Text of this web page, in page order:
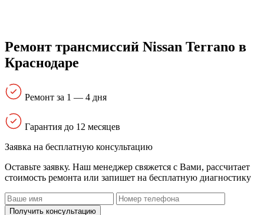
Ремонт трансмиссий Nissan Terrano в
Краснодаре
Ремонт за 1 — 4 дня
Гарантия до 12 месяцев
Заявка на бесплатную консультацию
Оставьте заявку. Наш менеджер свяжется с Вами, расcчитает
стоимость ремонта или запишет на бесплатную диагностику
Получить консультацию